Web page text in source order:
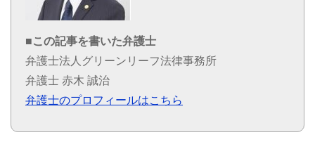
■この記事を書いた弁護士
弁護士法人グリーンリーフ法律事務所
弁護士 赤木 誠治
弁護士のプロフィールはこちら